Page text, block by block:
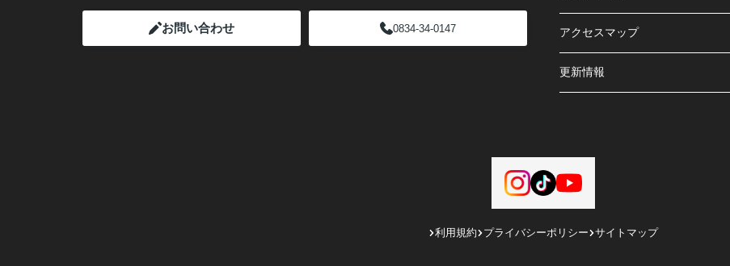
お問い合わせ 0834-34-0147 アクセスマップ
更新情報
利用規約 プライバシーポリシー サイトマップ